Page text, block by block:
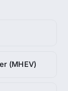
(MHEV)